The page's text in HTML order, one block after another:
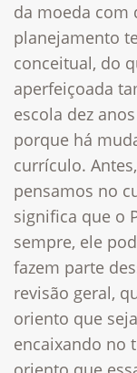
da moeda com
planejamento
conceitual, do
aperfeiçoada
escola dez
porque há
currículo.
pensamos no
significa que o
sempre, ele
fazem parte
revisão geral,
oriento que
encaixando no